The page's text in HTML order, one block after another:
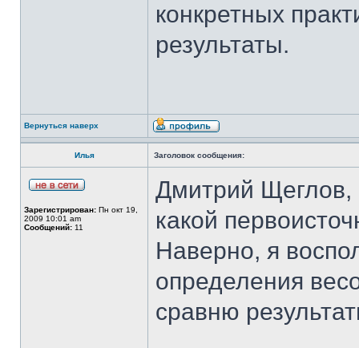
конкретных
результаты.
Вернуться наверх
Илья Заголовок сообщения:
Зарегистрирован: Пн окт 19,
2009 10:01 am
Сообщений: 11
Дмитрий Щеглов,
какой
Наверно, я
определения
сравню